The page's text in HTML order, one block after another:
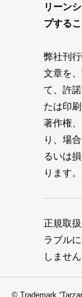
リーン
プする
弊社刊
文章を
て、許
たは印
著作権
り、場
るいは
ります
正規取
ラブル
しません
© Trademark